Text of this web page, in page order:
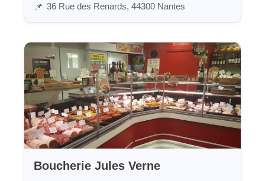
📌 36 Rue des Renards, 44300 Nantes
Boucherie Jules Verne